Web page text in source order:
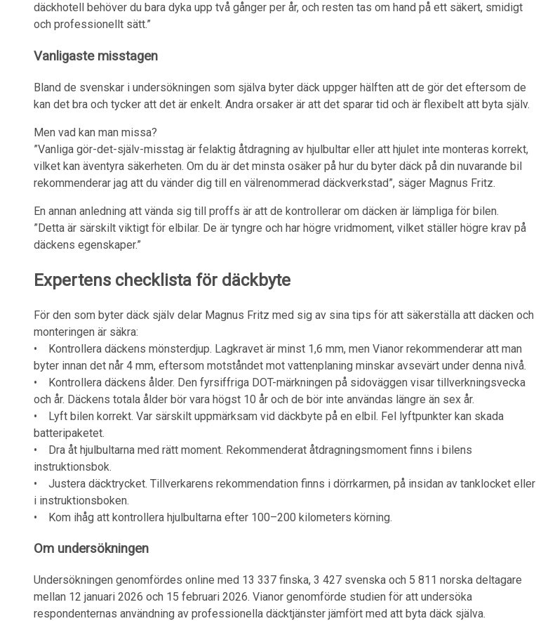
däckhotell behöver du bara dyka upp två gånger per år, och resten tas om hand på ett säkert, smidigt
och professionellt sätt.”
Vanligaste misstagen
Bland de svenskar i undersökningen som själva byter däck uppger hälften att de gör det eftersom de
kan det bra och tycker att det är enkelt. Andra orsaker är att det sparar tid och är flexibelt att byta själv.
Men vad kan man missa?
”Vanliga gör-det-själv-misstag är felaktig åtdragning av hjulbultar eller att hjulet inte monteras korrekt,
vilket kan äventyra säkerheten. Om du är det minsta osäker på hur du byter däck på din nuvarande bil
rekommenderar jag att du vänder dig till en välrenommerad däckverkstad”, säger Magnus Fritz.
En annan anledning att vända sig till proffs är att de kontrollerar om däcken är lämpliga för bilen.
”Detta är särskilt viktigt för elbilar. De är tyngre och har högre vridmoment, vilket ställer högre krav på
däckens egenskaper.”
Expertens checklista för däckbyte
För den som byter däck själv delar Magnus Fritz med sig av sina tips för att säkerställa att däcken och
monteringen är säkra:
• Kontrollera däckens mönsterdjup. Lagkravet är minst 1,6 mm, men Vianor rekommenderar att man
byter innan det når 4 mm, eftersom motståndet mot vattenplaning minskar avsevärt under denna nivå.
• Kontrollera däckens ålder. Den fyrsiffriga DOT-märkningen på sidoväggen visar tillverkningsvecka
och år. Däckens totala ålder bör vara högst 10 år och de bör inte användas längre än sex år.
• Lyft bilen korrekt. Var särskilt uppmärksam vid däckbyte på en elbil. Fel lyftpunkter kan skada
batteripaketet.
• Dra åt hjulbultarna med rätt moment. Rekommenderat åtdragningsmoment finns i bilens
instruktionsbok.
• Justera däcktrycket. Tillverkarens rekommendation finns i dörrkarmen, på insidan av tanklocket eller
i instruktionsboken.
• Kom ihåg att kontrollera hjulbultarna efter 100–200 kilometers körning.
Om undersökningen
Undersökningen genomfördes online med 13 337 finska, 3 427 svenska och 5 811 norska deltagare
mellan 12 januari 2026 och 15 februari 2026. Vianor genomförde studien för att undersöka
respondenternas användning av professionella däcktjänster jämfört med att byta däck själva.